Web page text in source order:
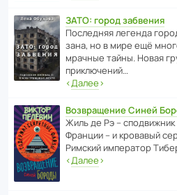
ЗАТО: город забвения
После­дняя легенда
зана, но в мире ещё
мрачные тайны. Новая
приключений…
‹Далее›
Возвращение Синей
Жиль де Рэ –
Франции – и кровавый
Римский импе­ратор
‹Далее›